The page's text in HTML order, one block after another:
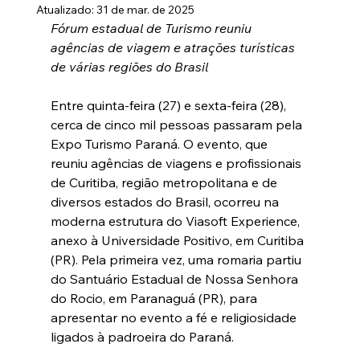
Atualizado: 31 de mar. de 2025
Fórum estadual de Turismo reuniu
agências de viagem e atrações turísticas
de várias regiões do Brasil
Entre quinta-feira (27) e sexta-feira (28),
cerca de cinco mil pessoas passaram pela
Expo Turismo Paraná. O evento, que
reuniu agências de viagens e profissionais
de Curitiba, região metropolitana e de
diversos estados do Brasil, ocorreu na
moderna estrutura do Viasoft Experience,
anexo à Universidade Positivo, em Curitiba
(PR). Pela primeira vez, uma romaria partiu
do Santuário Estadual de Nossa Senhora
do Rocio, em Paranaguá (PR), para
apresentar no evento a fé e religiosidade
ligados à padroeira do Paraná.